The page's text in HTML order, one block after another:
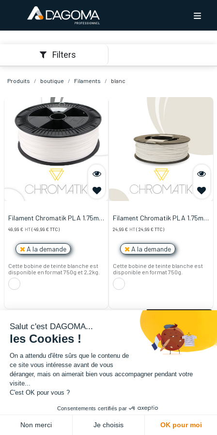
Filters
Produits boutique Filaments blanc
Filament Chromatik PLA 1.75mm
- Blanc (2,2kg)
49,99 € HT( 49,99 €TTC)
A la demande
Cette bobine de teinte blanche est
disponible en format 750g et 2,2kg.
Filament Chromatik PLA 1.75mm
- Blanc Craie (750g)
24,99 € HT( 24,99 €TTC)
A la demande
Cette bobine de teinte blanche est
disponible en format 750g.
Filament Chromatik PRO PLA Filament Chromatik PRO PLA
Salut c'est DAGOMA...
les Cookies !
On a attendu d'être sûrs que le contenu de
ce site vous intéresse avant de vous
déranger, mais on aimerait bien vous accompagner pendant votre
visite...
C'est OK pour vous ?
Consentements certifiés par
Non merci Je choisis OK pour moi